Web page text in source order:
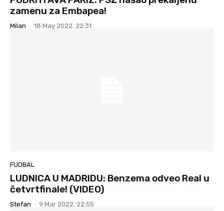
zamenu za Embapea!
Milan - 18 May 2022. 22:31
FUDBAL
LUDNICA U MADRIDU: Benzema odveo Real u
četvrtfinale! (VIDEO)
Stefan - 9 Mar 2022. 22:55